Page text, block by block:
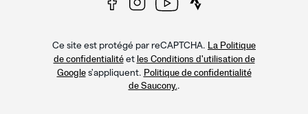
Ce site est protégé par reCAPTCHA. La Politique
de confidentialitéet les Conditions d'utilisation de
Googles'appliquent. Politique de confidentialité
de Saucony..